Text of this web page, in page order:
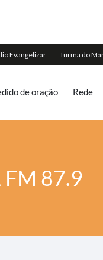
de oração Rede
FM 87.9